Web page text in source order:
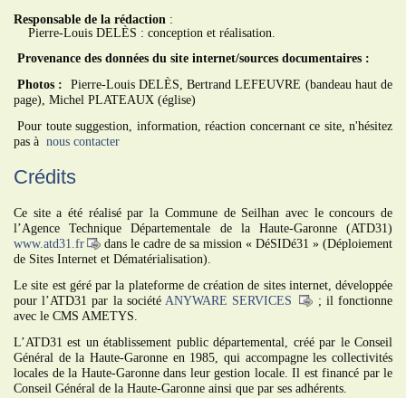
Responsable de la rédaction :
Pierre-Louis DELÈS : conception et réalisation.
Provenance des données du site internet/sources documentaires :
Photos : Pierre-Louis DELÈS, Bertrand LEFEUVRE (bandeau haut de
page), Michel PLATEAUX (église)
Pour toute suggestion, information, réaction concernant ce site, n'hésitez
pas à nous contacter
Crédits
Ce site a été réalisé par la Commune de Seilhan avec le concours de
l’Agence Technique Départementale de la Haute-Garonne (ATD31)
www.atd31.fr
dans le cadre de sa mission « DéSIDé31 » (Déploiement
de Sites Internet et Dématérialisation).
Le site est géré par la plateforme de création de sites internet, développée
pour l’ATD31 par la société ANYWARE SERVICES
; il fonctionne
avec le CMS AMETYS.
L’ATD31 est un établissement public départemental, créé par le Conseil
Général de la Haute-Garonne en 1985, qui accompagne les collectivités
locales de la Haute-Garonne dans leur gestion locale. Il est financé par le
Conseil Général de la Haute-Garonne ainsi que par ses adhérents.